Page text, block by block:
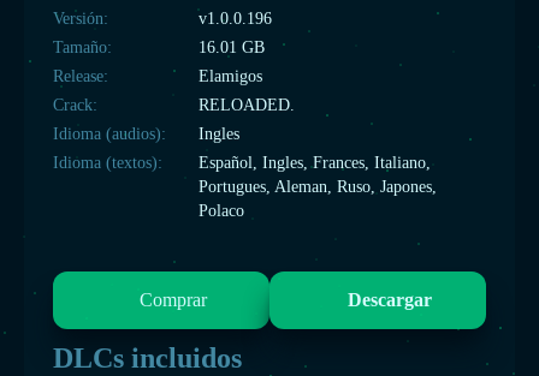
Versión:
v1.0.0.196
Tamaño:
16.01 GB
Release:
Elamigos
Crack:
RELOADED.
Idioma (audios):
Ingles
Idioma (textos):
Español, Ingles, Frances, Italiano,
Portugues, Aleman, Ruso, Japones,
Polaco
Comprar Descargar
DLCs incluidos